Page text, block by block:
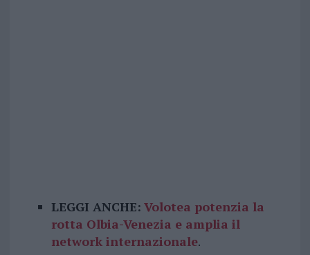
LEGGI ANCHE: Volotea potenzia la
rotta Olbia-Venezia e amplia il
network internazionale.